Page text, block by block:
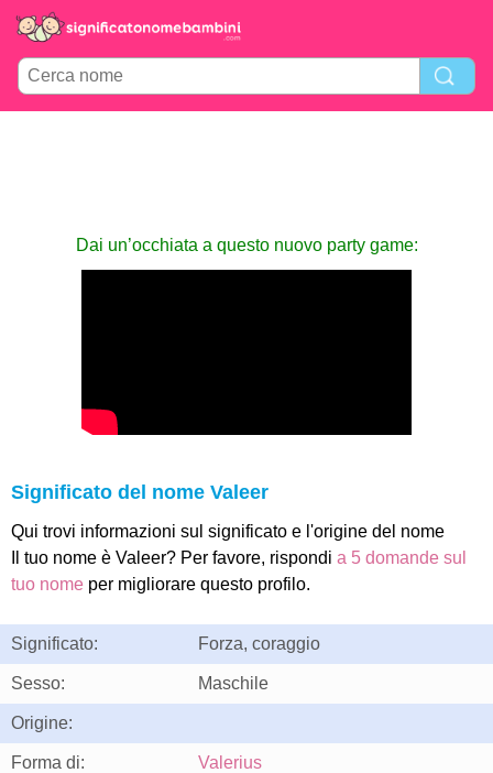
Dai un’occhiata a questo nuovo party game:
Significato del nome Valeer
Qui trovi informazioni sul significato e l'origine del nome
Il tuo nome è Valeer? Per favore, rispondi a 5 domande sul
tuo nome per migliorare questo profilo.
Significato: Forza, coraggio
Sesso: Maschile
Origine:
Forma di: Valerius